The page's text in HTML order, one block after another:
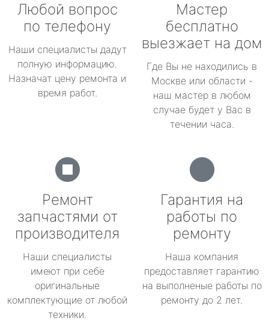
Любой вопрос
по телефону
Наши специалисты дадут
полную информацию.
Назначат цену ремонта и
время работ.
Мастер
бесплатно
выезжает на дом
Где Вы не находились в
Москве или области -
наш мастер в любом
случае будет у Вас в
течении часа.
Ремонт
запчастями от
производителя
Наши специалисты
имеют при себе
оригинальные
комплектующие от любой
техники.
Гарантия на
работы по
ремонту
Наша компания
предоставляет гарантию
на выполненые работы по
ремонту до 2 лет.